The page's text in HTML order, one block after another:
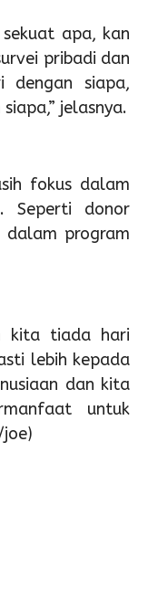
sekuat apa, kan
pribadi dan
dengan siapa,
jelasnya.
fokus dalam
Seperti donor
program
kita tiada hari
lebih kepada
dan kita
untuk
joe)